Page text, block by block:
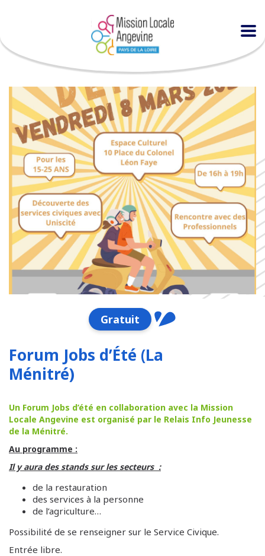
Accueil Agenda Forum Jobs d’Été (La Ménitré)
Gratuit
Forum Jobs d’Été (La
Ménitré)
Un Forum Jobs d’été en collaboration avec la Mission
Locale Angevine est organisé par le Relais Info Jeunesse
de la Ménitré.
Au programme :
Il y aura des stands sur les secteurs :
de la restauration
des services à la personne
de l’agriculture…
Possibilité de se renseigner sur le Service Civique.
Entrée libre.